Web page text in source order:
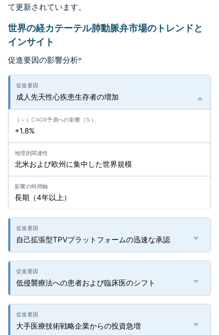
て更新されています。
世界の経カテーテル肺動脈弁市場のトレンドと
インサイト
促進要因の影響分析*
成人先天性心疾患生存者の増加
+1.8%
北米および欧州に集中した世界規模
長期（4年以上）
自己拡張型TPVプラットフォームの迅速な承認
低侵襲療法への患者および臨床医のシフト
大手医療技術戦略企業からの投資急増